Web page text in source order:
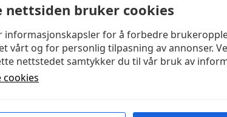
nettsiden bruker cookies
informasjonskapsler for å forbedre
vårt og for personlig tilpasning av annonser.
nettstedet samtykker du til vår bruk av
cookies